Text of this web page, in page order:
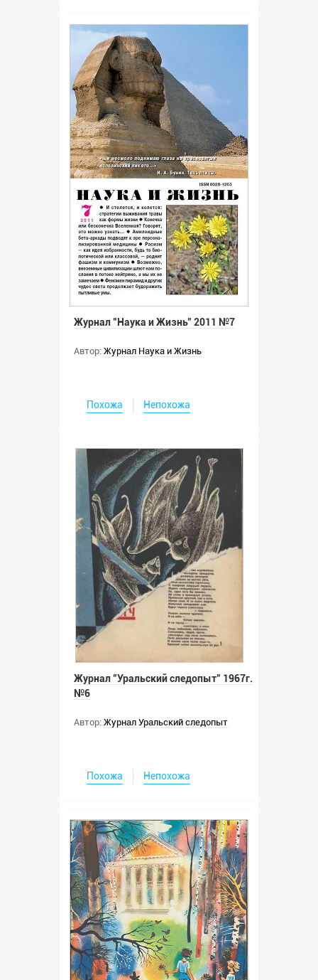
Журнал "Наука и Жизнь" 2011 №7
Автор: Журнал Наука и Жизнь
Похожа Непохожа
Журнал "Уральский следопыт" 1967г.
№6
Автор: Журнал Уральский следопыт
Похожа Непохожа